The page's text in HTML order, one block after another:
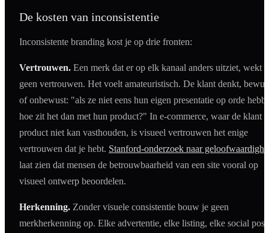
De kosten van inconsistentie
Inconsistente branding kost je op drie fronten:
Vertrouwen. Een merk dat er op elk kanaal anders uitziet, wekt
geen vertrouwen. Het voelt amateuristisch. De klant denkt,
of onbewust: "als ze niet eens hun eigen presentatie op orde
hoe zit het dan met hun product?" In e-commerce, waar de klant
product niet kan vasthouden, is visueel vertrouwen het enige
vertrouwen dat je hebt. Stanford-onderzoek naar
laat zien dat mensen de betrouwbaarheid van een site vooral op
visueel ontwerp beoordelen.
Herkenning. Zonder visuele consistentie bouw je geen
merkherkenning op. Elke advertentie, elke listing, elke social post